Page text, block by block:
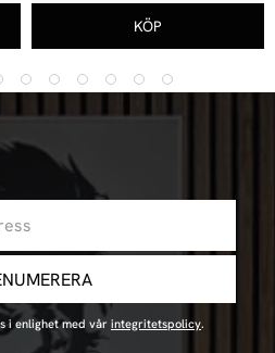
i enlighet med vår integritetspolicy.